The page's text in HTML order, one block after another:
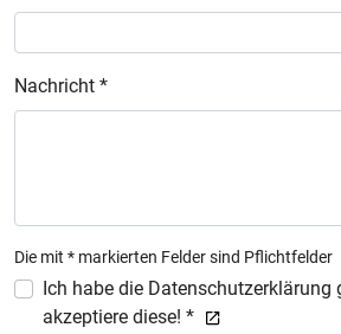
Nachricht *
Die mit * markierten Felder sind Pflichtfelder
Ich habe die Datenschutzerklärung
akzeptiere diese! *